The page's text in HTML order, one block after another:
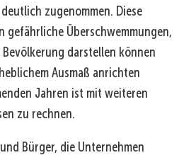
zugenommen. Diese
gefährliche Überschwemmungen,
darstellen können
Ausmaß anrichten
Jahren ist mit weiteren
zu rechnen.
Bürger, die Unternehmen